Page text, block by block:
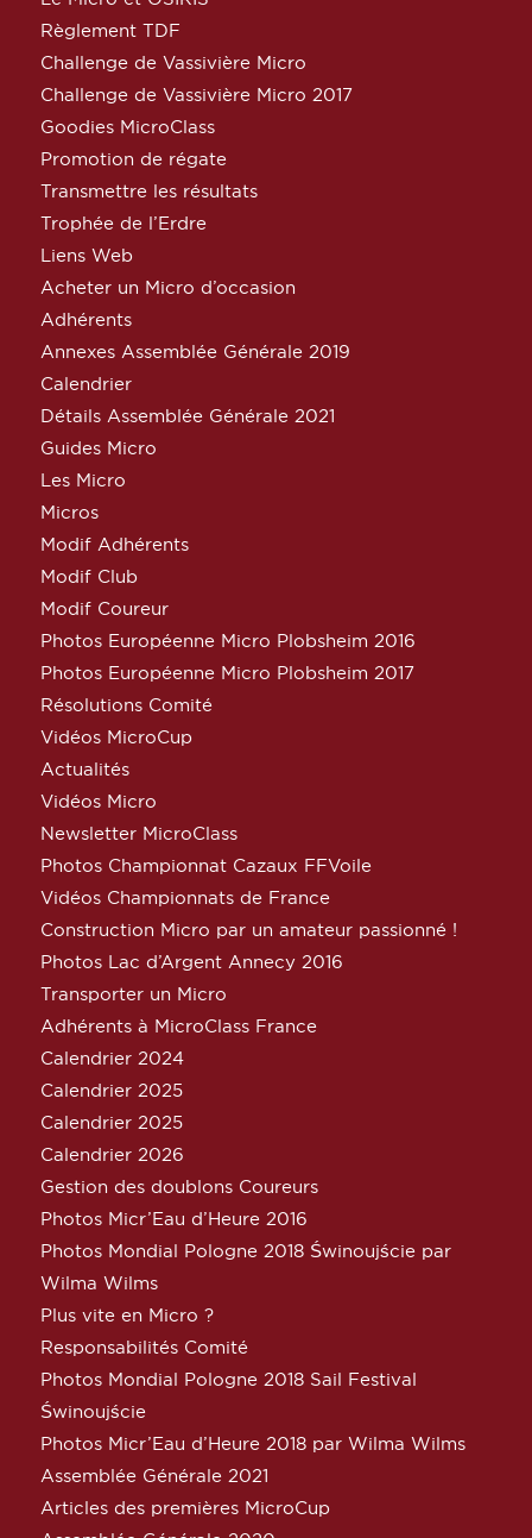
Règlement TDF
Challenge de Vassivière Micro
Challenge de Vassivière Micro 2017
Goodies MicroClass
Promotion de régate
Transmettre les résultats
Trophée de l’Erdre
Liens Web
Acheter un Micro d’occasion
Adhérents
Annexes Assemblée Générale 2019
Calendrier
Détails Assemblée Générale 2021
Guides Micro
Les Micro
Micros
Modif Adhérents
Modif Club
Modif Coureur
Photos Européenne Micro Plobsheim 2016
Photos Européenne Micro Plobsheim 2017
Résolutions Comité
Vidéos MicroCup
Actualités
Vidéos Micro
Newsletter MicroClass
Photos Championnat Cazaux FFVoile
Vidéos Championnats de France
Construction Micro par un amateur passionné !
Photos Lac d’Argent Annecy 2016
Transporter un Micro
Adhérents à MicroClass France
Calendrier 2024
Calendrier 2025
Calendrier 2025
Calendrier 2026
Gestion des doublons Coureurs
Photos Micr’Eau d’Heure 2016
Photos Mondial Pologne 2018 Świnoujście par
Wilma Wilms
Plus vite en Micro ?
Responsabilités Comité
Photos Mondial Pologne 2018 Sail Festival
Świnoujście
Photos Micr’Eau d’Heure 2018 par Wilma Wilms
Assemblée Générale 2021
Articles des premières MicroCup